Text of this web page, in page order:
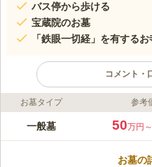
バス停から歩ける
宝蔵院のお墓
「鉄眼一切経」を有するお
コメント・
ライフドット編集部のコメント
黄檗山重要文化財である
めに鉄眼禅師によって建
お墓タイプ 参考
一般墓 50万円～
お墓の